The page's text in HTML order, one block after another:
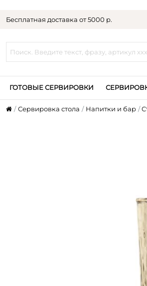
Бесплатная доставка от 5000 р.
ГОТОВЫЕ СЕРВИРОВКИ
Сервировка стола Напитки и бар